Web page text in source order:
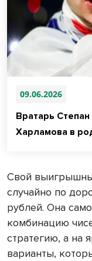
09.06.2026
Вратарь
Харламова в
Свой
случайно по
рублей. Она
комбинацию
стратегию, а на
варианты,